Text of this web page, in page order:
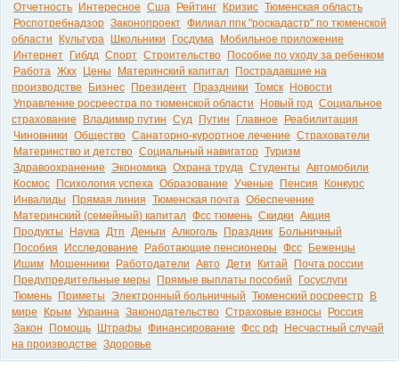
Отчетность
Интересное Сша Рейтинг Кризис Тюменская область
Роспотребнадзор Законопроект Филиал ппк "роскадастр" по тюменской
области
Культура Школьники Госдума
Мобильное приложение
Интернет
Гибдд Спорт Строительство
Пособие по уходу за ребенком
Работа Жкх Цены Материнский капитал
Пострадавшие на
производстве
Бизнес Президент Праздники Томск
Новости
Управление росреестра по тюменской области
Новый год Социальное
страхование
Владимир путин Суд Путин Главное
Реабилитация
Чиновники Общество Санаторно-курортное лечение Страхователи
Материнство и детство Социальный навигатор Туризм
Здравоохранение Экономика Охрана труда Студенты Автомобили
Космос
Психология успеха Образование Ученые Пенсия
Конкурс
Инвалиды
Прямая линия Тюменская почта Обеспечение
Материнский (семейный) капитал Фсс тюмень Скидки Акция
Продукты
Наука Дтп Деньги Алкоголь Праздник
Больничный
Пособия
Исследование Работающие пенсионеры Фсс
Беженцы
Ишим
Мошенники Работодатели Авто Дети Китай
Почта россии
Предупредительные меры
Прямые выплаты пособий
Госуслуги
Тюмень
Приметы Электронный больничный Тюменский росреестр
В
мире
Крым Украина Законодательство Страховые взносы
Россия
Закон
Помощь Штрафы Финансирование Фсс рф
Несчастный случай
на производстве Здоровье